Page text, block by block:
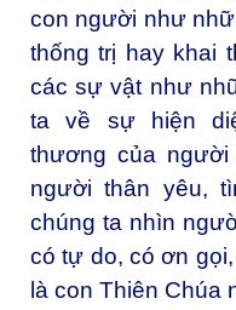
con người như
thống trị hay khai
các sự vật như
ta về sự hiện
thương của
người thân yêu,
chúng ta nhìn
có tự do, có ơn
là con Thiên Chúa